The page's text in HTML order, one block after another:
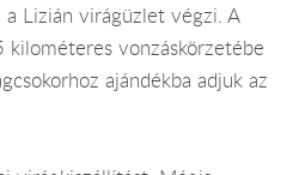
Lizián virágüzlet végzi. A
kilométeres vonzáskörzetébe
ajándékba adjuk az